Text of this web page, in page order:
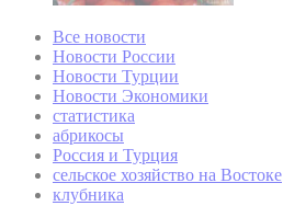
Все новости
Новости России
Новости Турции
Новости Экономики
статистика
абрикосы
Россия и Турция
сельское хозяйство на Востоке
клубника